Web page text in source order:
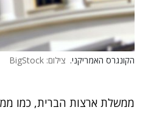
הקונגרס האמריקני. צילום: BigStock
ממשלת ארצות הברית, כמו